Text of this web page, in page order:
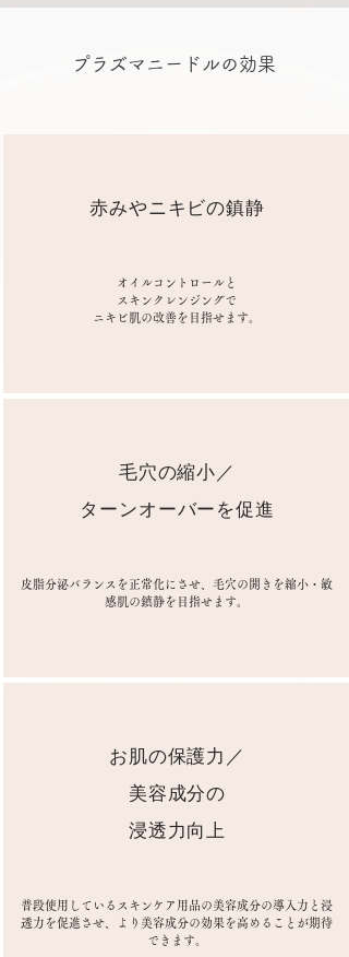
プラズマニードルの効果
​赤みやニキビの鎮静
オイルコントロールと
スキンクレンジングで
​ニキビ肌の改善を目指せます。
毛穴の縮小／
​ターンオーバーを促進
皮脂分泌バランスを正常化にさせ、毛穴の開きを縮小・敏
感肌の鎮静を目指せます。
お肌の保護力／
美容成分の
​浸透力向上
普段使用しているスキンケア用品の美容成分の導入力と浸
透力を促進させ、より美容成分の効果を高めることが期待
できます。